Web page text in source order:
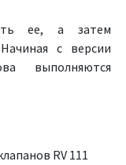
ее, а затем
с версии
выполняются
RV 111